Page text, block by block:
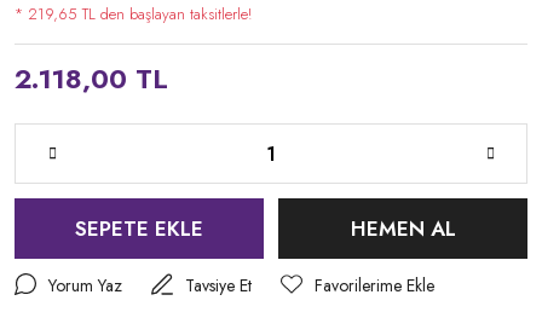
* 219,65 TL den başlayan taksitlerle!
2.118,00 TL
SEPETE EKLE HEMEN AL
Yorum Yaz
Tavsiye Et